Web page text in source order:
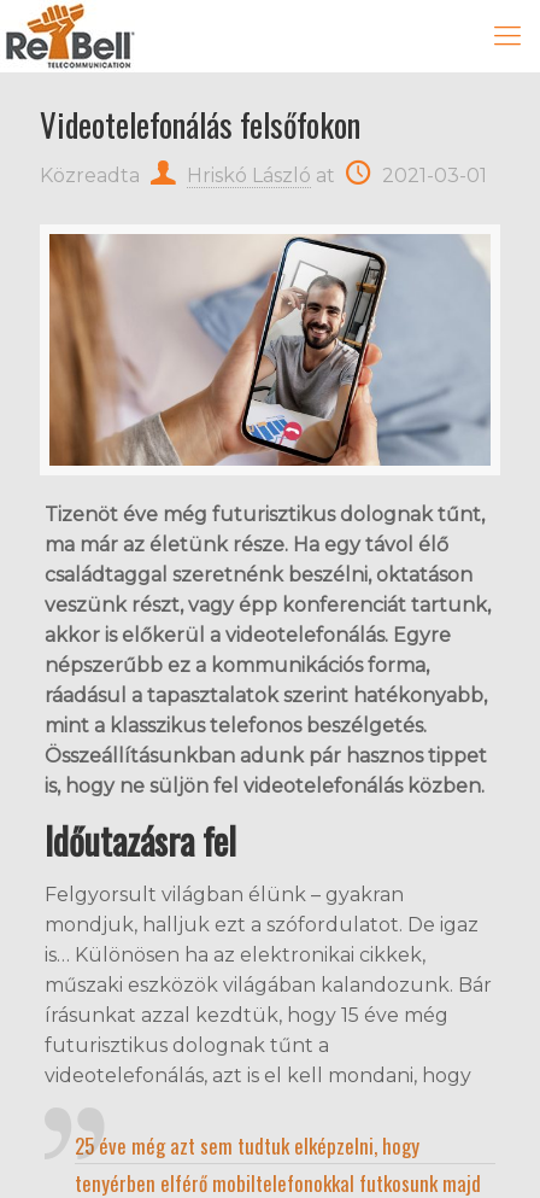
Videotelefonálás felsőfokon
Közreadta Hriskó László at 2021-03-01
Tizenöt éve még futurisztikus dolognak tűnt,
ma már az életünk része. Ha egy távol élő
családtaggal szeretnénk beszélni, oktatáson
veszünk részt, vagy épp konferenciát tartunk,
akkor is előkerül a videotelefonálás. Egyre
népszerűbb ez a kommunikációs forma,
ráadásul a tapasztalatok szerint hatékonyabb,
mint a klasszikus telefonos beszélgetés.
Összeállításunkban adunk pár hasznos tippet
is, hogy ne süljön fel videotelefonálás közben.
Időutazásra fel
Felgyorsult világban élünk – gyakran
mondjuk, halljuk ezt a szófordulatot. De igaz
is… Különösen ha az elektronikai cikkek,
műszaki eszközök világában kalandozunk. Bár
írásunkat azzal kezdtük, hogy 15 éve még
futurisztikus dolognak tűnt a
videotelefonálás, azt is el kell mondani, hogy
25 éve még azt sem tudtuk elképzelni, hogy
tenyérben elférő mobiltelefonokkal futkosunk majd